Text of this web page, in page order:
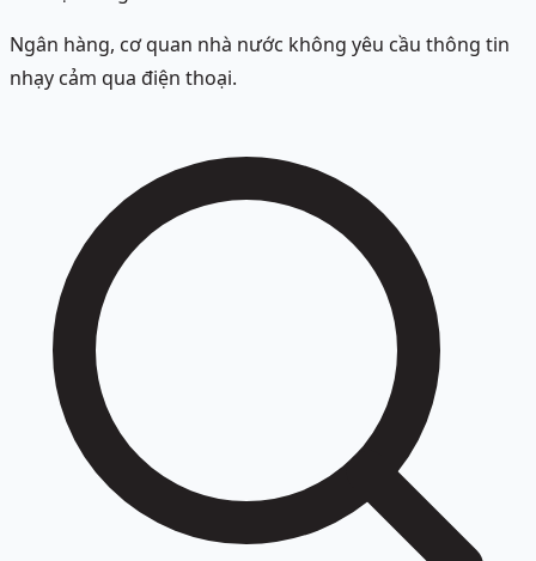
Ngân hàng, cơ quan nhà nước không yêu cầu thông tin
nhạy cảm qua điện thoại.